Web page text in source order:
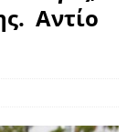
Αντίο